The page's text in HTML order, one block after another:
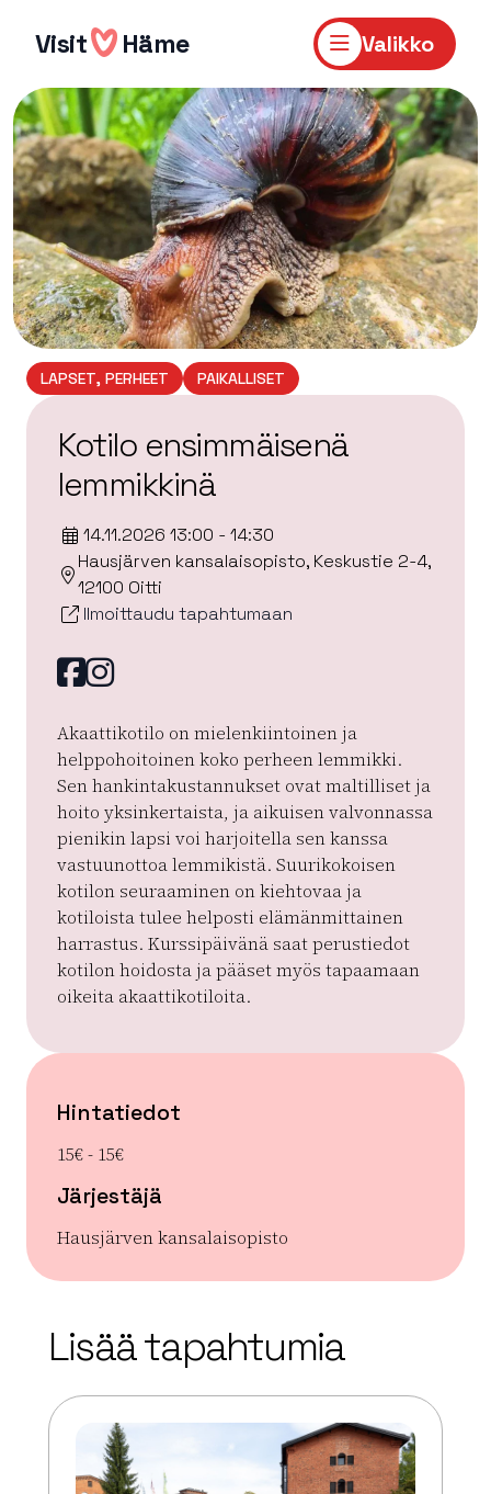
sisältöön
Visit Häme Valikko
LAPSET, PERHEET PAIKALLISET
Kotilo ensimmäisenä
lemmikkinä
14.11.2026 13:00 - 14:30
Hausjärven kansalaisopisto, Keskustie 2-4,
12100 Oitti
Ilmoittaudu tapahtumaan
Facebook
instagram
Akaattikotilo on mielenkiintoinen ja
helppohoitoinen koko perheen lemmikki.
Sen hankintakustannukset ovat maltilliset ja
hoito yksinkertaista, ja aikuisen valvonnassa
pienikin lapsi voi harjoitella sen kanssa
vastuunottoa lemmikistä. Suurikokoisen
kotilon seuraaminen on kiehtovaa ja
kotiloista tulee helposti elämänmittainen
harrastus. Kurssipäivänä saat perustiedot
kotilon hoidosta ja pääset myös tapaamaan
oikeita akaattikotiloita.
Hintatiedot
15€ - 15€
Järjestäjä
Hausjärven kansalaisopisto
OpenStreetMap
Lisää tapahtumia